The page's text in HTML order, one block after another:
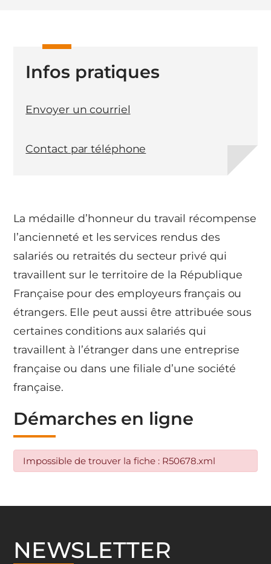
La médaille d’honneur du travail récompense
l’ancienneté et les services rendus des
salariés ou retraités du secteur privé qui
travaillent sur le territoire de la République
Française pour des employeurs français ou
étrangers. Elle peut aussi être attribuée sous
certaines conditions aux salariés qui
travaillent à l’étranger dans une entreprise
française ou dans une filiale d’une société
française.
Démarches en ligne
Impossible de trouver la fiche : R50678.xml
Infos pratiques
Envoyer un courriel
Contact par téléphone
NEWSLETTER